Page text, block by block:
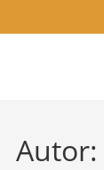
Autor: